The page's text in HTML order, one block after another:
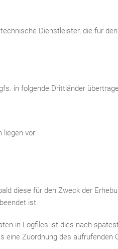
Dienstleister, die für
in folgende Drittländer
liegen vor:
diese für den Zweck der
ist.
in Logfiles ist dies nach
eine Zuordnung des aufrufenden